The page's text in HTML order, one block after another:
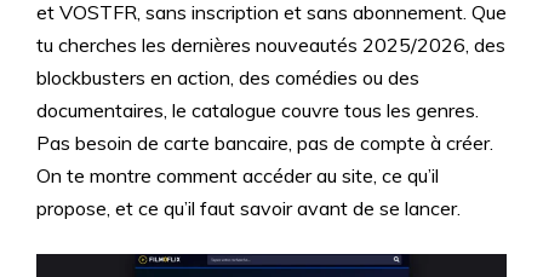
et VOSTFR, sans inscription et sans abonnement. Que
tu cherches les dernières nouveautés 2025/2026, des
blockbusters en action, des comédies ou des
documentaires, le catalogue couvre tous les genres.
Pas besoin de carte bancaire, pas de compte à créer.
On te montre comment accéder au site, ce qu’il
propose, et ce qu’il faut savoir avant de se lancer.